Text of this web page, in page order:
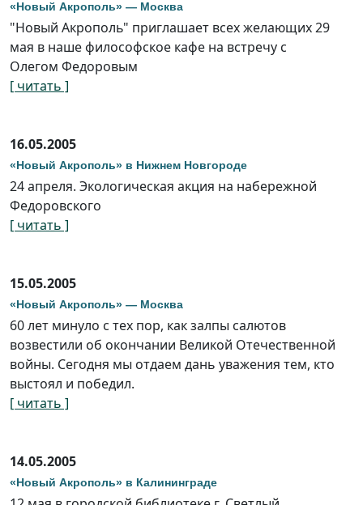
«Новый Акрополь» — Москва
"Новый Акрополь" приглашает всех желающих 29
мая в наше философское кафе на встречу с
Олегом Федоровым
[ читать ]
16.05.2005
«Новый Акрополь» в Нижнем Новгороде
24 апреля. Экологическая акция на набережной
Федоровского
[ читать ]
15.05.2005
«Новый Акрополь» — Москва
60 лет минуло с тех пор, как залпы салютов
возвестили об окончании Великой Отечественной
войны. Сегодня мы отдаем дань уважения тем, кто
выстоял и победил.
[ читать ]
14.05.2005
«Новый Акрополь» в Калининграде